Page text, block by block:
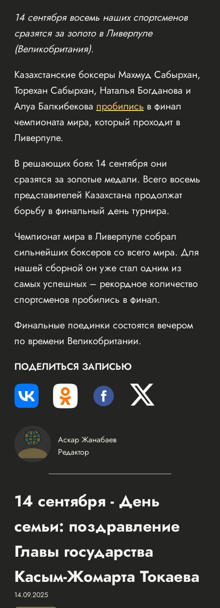
14 сентября восемь наших спортсменов
сразятся за золото в Ливерпуле
(Великобритания).
Казахстанские боксеры Махмуд Сабырхан,
Торехан Сабырхан, Наталья Богданова и
Алуа Балкибековапробилисьв финал
чемпионата мира, который проходит в
Ливерпуле.
В решающих боях 14 сентября они
сразятся за золотые медали. Всего восемь
представителей Казахстана продолжат
борьбу в финальный день турнира.
Чемпионат мира в Ливерпуле собрал
сильнейших боксеров со всего мира. Для
нашей сборной он уже стал одним из
самых успешных – рекордное количество
спортсменов пробились в финал.
Финальные поединки состоятся вечером
по времени Великобритании.
ПОДЕЛИТЬСЯ ЗАПИСЬЮ
Аскар Жанабаев
Редактор
14 сентября - День
семьи: поздравление
Главы государства
Касым-Жомарта Токаева
14.09.2025